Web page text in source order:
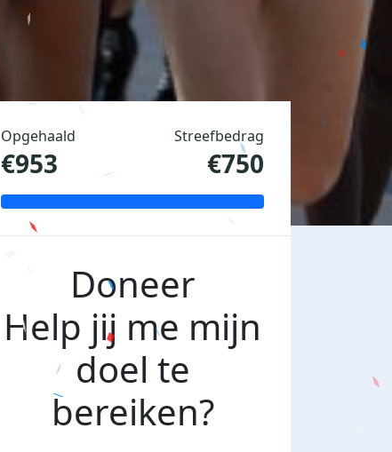
Opgehaald
€953
Streefbedrag
€750
Doneer
Help jij me mijn
doel te
bereiken?